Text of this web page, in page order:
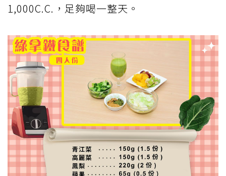
1,000C.C.，足夠喝一整天。